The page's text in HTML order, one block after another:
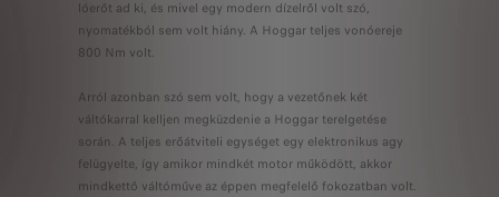
lóerőt ad ki, és mivel egy modern dízelről volt szó,
nyomatékból sem volt hiány. A Hoggar teljes vonóereje
800 Nm volt.
Arról azonban szó sem volt, hogy a vezetőnek két
váltókarral kelljen megküzdenie a Hoggar terelgetése
során. A teljes erőátviteli egységet egy elektronikus agy
felügyelte, így amikor mindkét motor működött, akkor
mindkettő váltóműve az éppen megfelelő fokozatban volt.